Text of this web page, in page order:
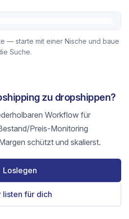
— starte mit einer Nische und baue
Suche.
zu dropshippen?
Workflow für
Preis-Monitoring
schützt und skalierst.
Loslegen
listen für dich